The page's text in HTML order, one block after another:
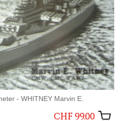
- WHITNEY Marvin E.
CHF 99.00